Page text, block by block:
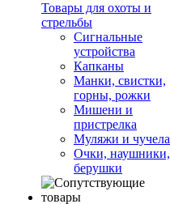
Товары для охоты и
стрельбы
Сигнальные
устройства
Капканы
Манки, свистки,
горны, рожки
Мишени и
пристрелка
Муляжи и чучела
Очки, наушники,
берушки